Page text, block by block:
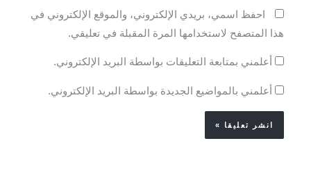
احفظ اسمي، بريدي الإلكتروني، والموقع الإلكتروني في
هذا المتصفح لاستخدامها المرة المقبلة في تعليقي.
أعلمني بمتابعة التعليقات بواسطة البريد الإلكتروني.
أعلمني بالمواضيع الجديدة بواسطة البريد الإلكتروني.